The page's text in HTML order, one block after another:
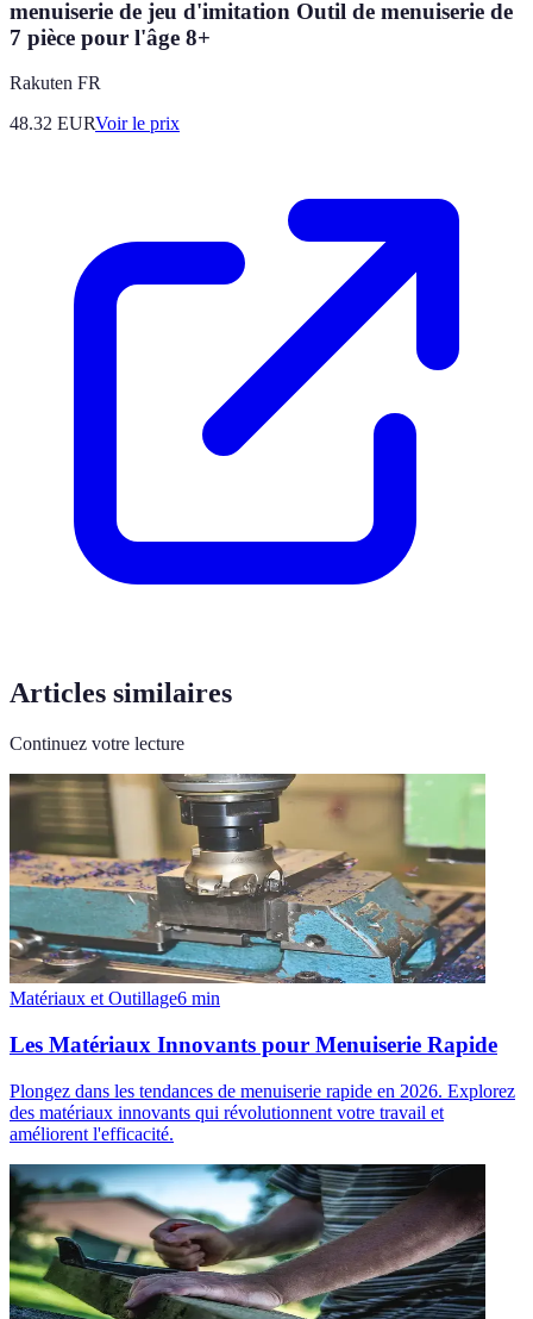
menuiserie de jeu d'imitation Outil de menuiserie de
7 pièce pour l'âge 8+
Rakuten FR
48.32 EURVoir le prix
Articles similaires
Continuez votre lecture
Matériaux et Outillage6 min
Les Matériaux Innovants pour Menuiserie Rapide
Plongez dans les tendances de menuiserie rapide en 2026. Explorez
des matériaux innovants qui révolutionnent votre travail et
améliorent l'efficacité.